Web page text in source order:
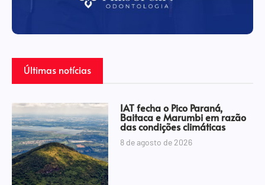
Últimas notícias
IAT fecha o Pico Paraná,
Baitaca e Marumbi em razão
das condições climáticas
8 de agosto de 2026